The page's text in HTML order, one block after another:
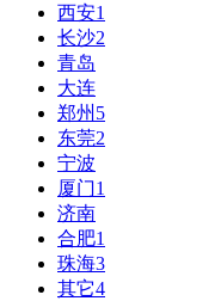
西安1
长沙2
青岛
大连
郑州 5
东莞2
宁波
厦门1
济南
合肥1
珠海3
其它4